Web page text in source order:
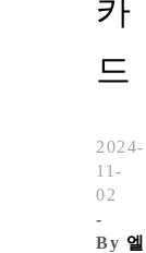
카
드
2024-
11-
02
-
By 엘